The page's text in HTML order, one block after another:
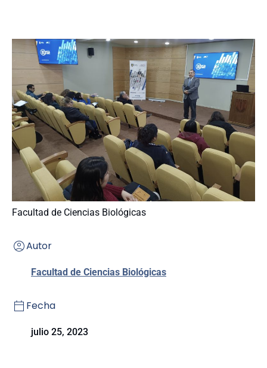
Facultad de Ciencias Biológicas
Autor
Facultad de Ciencias Biológicas
Fecha
julio 25, 2023